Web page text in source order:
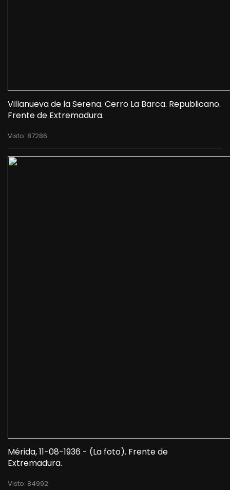
Villanueva de la Serena. Cerro La Barca. Republicano.
Frente de Extremadura.
Visto: 87286
Mérida, 11-08-1936 - (La foto). Frente de
Extremadura.
Visto: 84992